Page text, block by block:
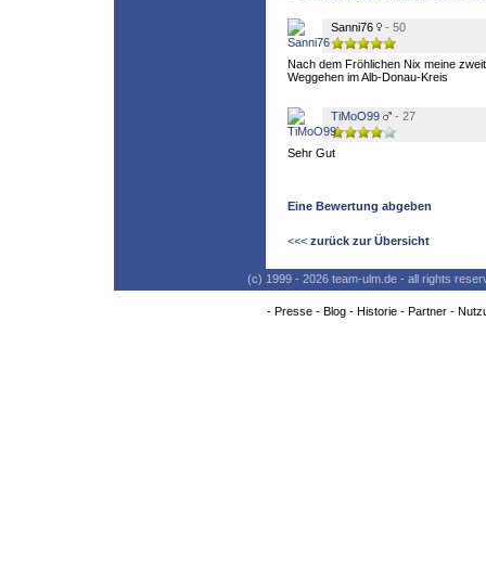
Sanni76 - 50
Nach dem Fröhlichen Nix meine
Weggehen im Alb-Donau-Kreis
TiMoO99 - 27
Sehr Gut
Eine Bewertung abgeben
<<< zurück zur Übersicht
(c) 1999 - 2026 team-ulm.de - all rights
- Presse- Blog- Historie- Partner-